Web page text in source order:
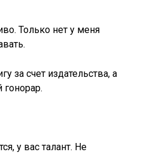
Только нет у меня
за счет издательства, а
у вас талант. Не